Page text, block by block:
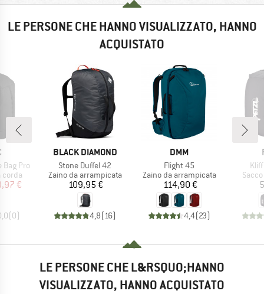
LE PERSONE CHE HANNO VISUALIZZATO, HANNO
ACQUISTATO
Bag Pro
corda
ridotto
€
(0)
MARCHIO
BLACK DIAMOND
Articolo
Stone Duffel 42
Gruppo di prodotti
Zaino da arrampicata
Prezzo
109,95 €
4,8( 16)
MARCHIO
DMM
Articolo
Flight 45
Gruppo di prodotti
Zaino da arrampicata
Prezzo
114,90 €
4,4(23)
LE PERSONE CHE L&RSQUO;HANNO
VISUALIZZATO, HANNO ACQUISTATO